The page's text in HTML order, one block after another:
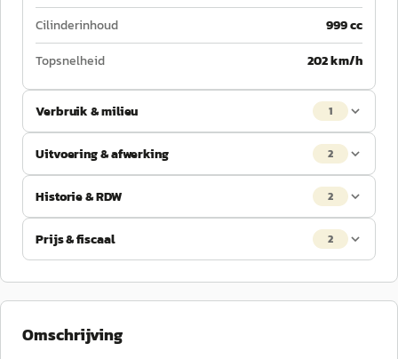
Cilinderinhoud
999 cc
Topsnelheid
202 km/h
Verbruik & milieu 1
Uitvoering & afwerking 2
Historie & RDW 2
Prijs & fiscaal 2
Omschrijving